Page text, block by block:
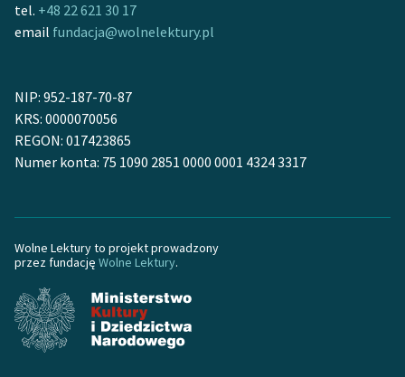
tel. +48 22 621 30 17
email fundacja@wolnelektury.pl
NIP: 952-187-70-87
KRS: 0000070056
REGON: 017423865
Numer konta: 75 1090 2851 0000 0001 4324 3317
Wolne Lektury to projekt prowadzony
przez fundację Wolne Lektury.